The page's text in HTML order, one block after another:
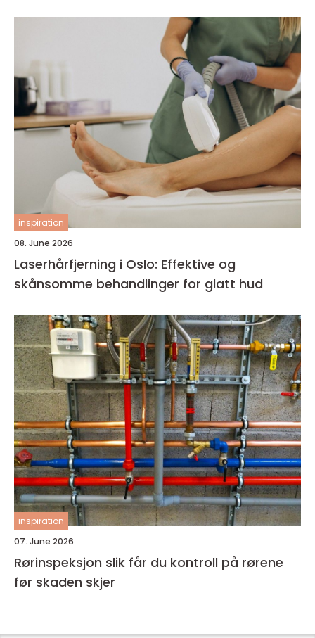
inspiration
08. June 2026
Laserhårfjerning i Oslo: Effektive og
skånsomme behandlinger for glatt hud
inspiration
07. June 2026
Rørinspeksjon slik får du kontroll på rørene
før skaden skjer